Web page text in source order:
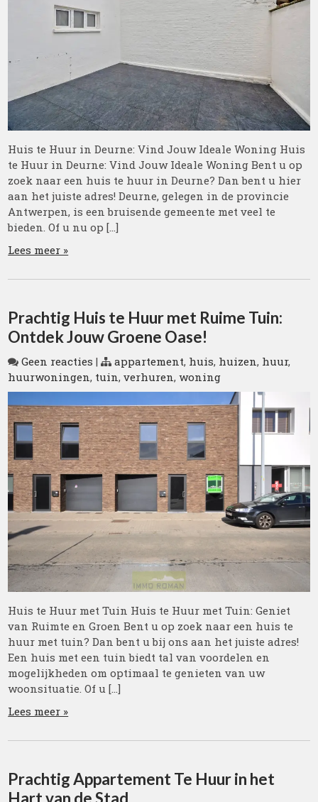
Huis te Huur in Deurne: Vind Jouw Ideale Woning Huis
te Huur in Deurne: Vind Jouw Ideale Woning Bent u op
zoek naar een huis te huur in Deurne? Dan bent u hier
aan het juiste adres! Deurne, gelegen in de provincie
Antwerpen, is een bruisende gemeente met veel te
bieden. Of u nu op […]
Lees meer »
Prachtig Huis te Huur met Ruime Tuin:
Ontdek Jouw Groene Oase!
Geen reacties | appartement, huis, huizen, huur,
huurwoningen, tuin,verhuren,woning
Huis te Huur met Tuin Huis te Huur met Tuin: Geniet
van Ruimte en Groen Bent u op zoek naar een huis te
huur met tuin? Dan bent u bij ons aan het juiste adres!
Een huis met een tuin biedt tal van voordelen en
mogelijkheden om optimaal te genieten van uw
woonsituatie. Of u […]
Lees meer »
Prachtig Appartement Te Huur in het